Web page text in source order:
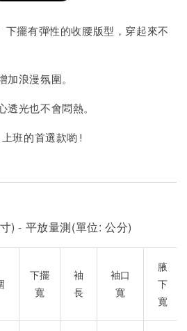
擺有彈性的收腰版型，穿起來不
浪漫氛圍。
光也不會悶熱。
班的首選款喲!
) - 平放量測(單位: 公分)
下擺
寬
袖
長
袖口
寬
腋
下
寬